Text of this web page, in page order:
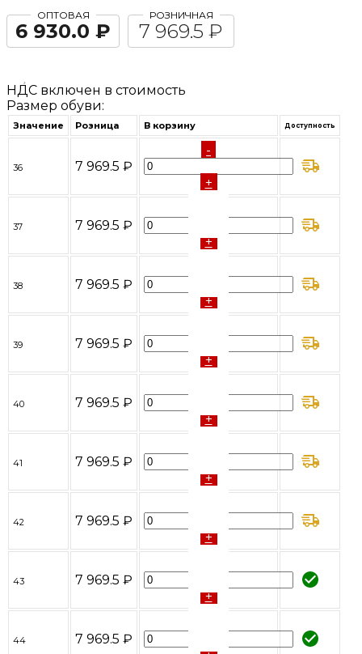
ОПТОВАЯ
6 930.0 ₽
РОЗНИЧНАЯ
7 969.5 ₽
НДС включен в стоимость
Размер обуви:
Значение Розница В корзину Доступность
36 7 969.5 ₽
-
+
37 7 969.5 ₽
+
38 7 969.5 ₽
+
39 7 969.5 ₽
+
40 7 969.5 ₽
+
41 7 969.5 ₽
+
42 7 969.5 ₽
+
43 7 969.5 ₽
+
44 7 969.5 ₽